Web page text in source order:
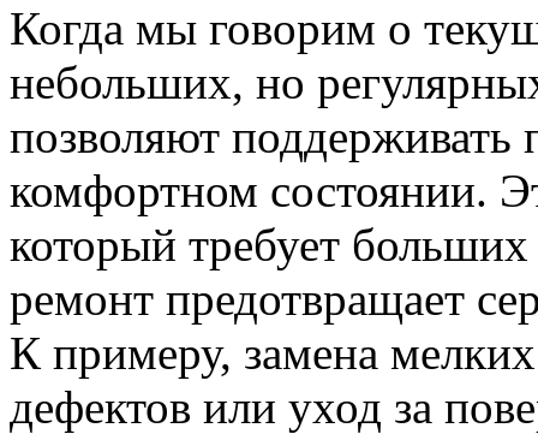
Когда мы говорим о
небольших, но
позволяют
комфортном состоянии.
который требует
ремонт предотвращает
К примеру, замена
дефектов или уход за